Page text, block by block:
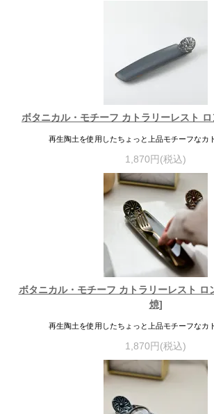
ボタニカル・モチーフ カトラリーレスト
再生陶土を使用したちょっと上品モチーフなカ
1,870円(税込)
ボタニカル・モチーフ カトラリーレスト ロ
焼]
再生陶土を使用したちょっと上品モチーフなカ
1,870円(税込)